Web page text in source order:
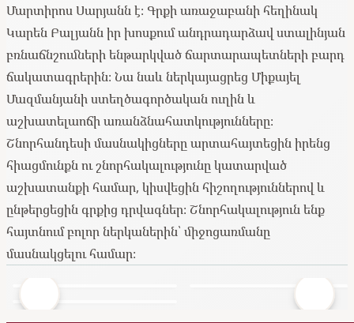
Մարտիրոս Սարյանն է։ Գրքի առաջաբանի հեղինակ
Կարեն Բալյանն իր խոսքում անդրադարձավ ստալինյան
բռնաճնշումների ենթարկված ճարտարապետների բարդ
ճակատագրերին։ Նա նաև ներկայացրեց Միքայել
Մազմանյանի ստեղծագործական ուղին և
աշխատելաոճի առանձնահատկությունները։
Շնորհանդեսի մասնակիցները արտահայտեցին իրենց
հիացմունքն ու շնորհակալությունը կատարված
աշխատանքի համար, կիսվեցին հիշողություններով և
ընթերցեցին գրքից դրվագներ։ Շնորհակալություն ենք
հայտնում բոլոր ներկաներին՝ միջոցառմանը
մասնակցելու համար։